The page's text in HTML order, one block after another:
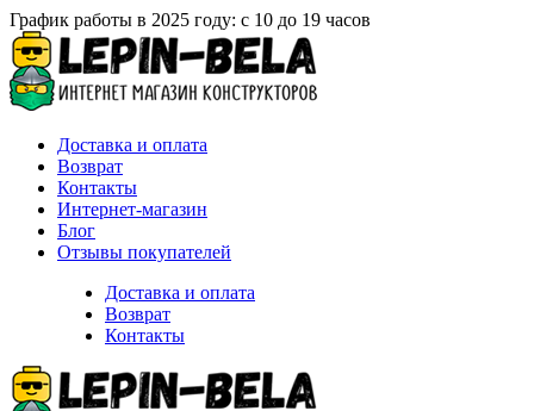
График работы в 2025 году: с 10 до 19 часов
Доставка и оплата
Возврат
Контакты
Интернет-магазин
Блог
Отзывы покупателей
Доставка и оплата
Возврат
Контакты